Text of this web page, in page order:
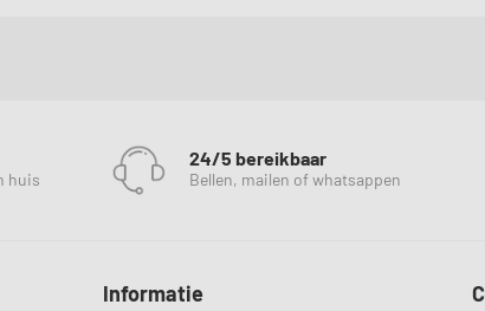
huis
24/5 bereikbaar
Bellen, mailen of whatsappen
Informatie